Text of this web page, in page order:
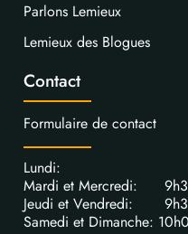
Parlons Lemieux
Lemieux des Blogues
Contact
Formulaire de contact
Lundi:
Mardi et Mercredi:
Jeudi et Vendredi:
Samedi et Dimanche: